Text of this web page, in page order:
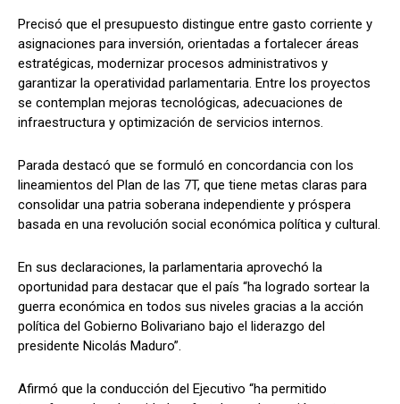
Precisó que el presupuesto distingue entre gasto corriente y
asignaciones para inversión, orientadas a fortalecer áreas
estratégicas, modernizar procesos administrativos y
garantizar la operatividad parlamentaria. Entre los proyectos
se contemplan mejoras tecnológicas, adecuaciones de
infraestructura y optimización de servicios internos.
Parada destacó que se formuló en concordancia con los
lineamientos del Plan de las 7T, que tiene metas claras para
consolidar una patria soberana independiente y próspera
basada en una revolución social económica política y cultural.
En sus declaraciones, la parlamentaria aprovechó la
oportunidad para destacar que el país “ha logrado sortear la
guerra económica en todos sus niveles gracias a la acción
política del Gobierno Bolivariano bajo el liderazgo del
presidente Nicolás Maduro”.
Afirmó que la conducción del Ejecutivo “ha permitido